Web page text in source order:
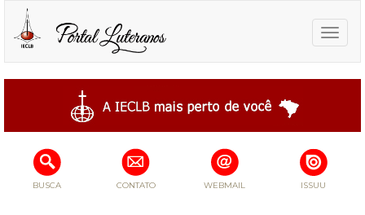
Toggle
BUSCA CONTATO WEBMAIL ISSUU